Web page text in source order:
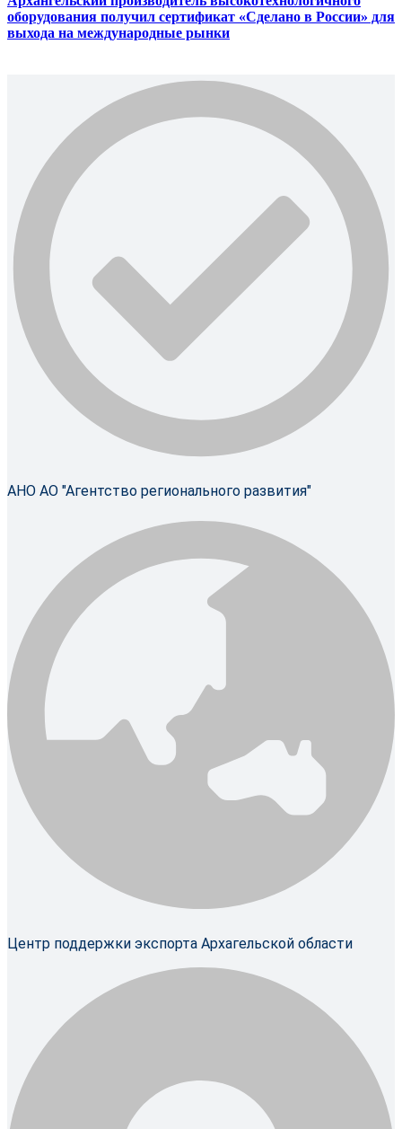
оборудования получил сертификат «Сделано в России» для
выхода на международные рынки
АНО АО "Агентство регионального развития"
Центр поддержки экспорта Архагельской области